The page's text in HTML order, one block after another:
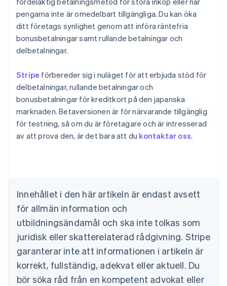
pengarna inte är omedelbart tillgängliga. Du kan öka
ditt företags synlighet genom att införa räntefria
bonusbetalningar samt rullande betalningar och
delbetalningar.
Stripe förbereder sig i nuläget för att erbjuda stöd för
delbetalningar, rullande betalningar och
bonusbetalningar för kreditkort på den japanska
marknaden. Betaversionen är för närvarande tillgänglig
för testning, så om du är företagare och är intresserad
av att prova den, är det bara att du kontaktar oss.
Innehållet i den här artikeln är endast avsett
för allmän information och
utbildningsändamål och ska inte tolkas som
juridisk eller skatterelaterad rådgivning. Stripe
garanterar inte att informationen i artikeln är
korrekt, fullständig, adekvat eller aktuell. Du
bör söka råd från en kompetent advokat eller
Australien
English
Belgien
Bulgarien
Cypern
English
English
Estland
English
Fastlandskina
简体中文English
Finland